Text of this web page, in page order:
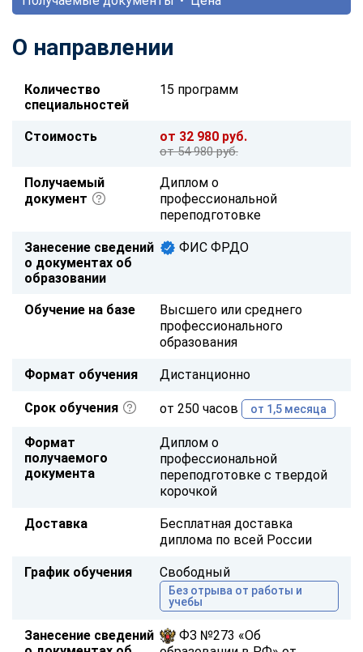
О направлении
Количество
специальностей
15 программ
Стоимость от 32 980 руб.
от 54 980 руб.
Получаемый
документ
Диплом о
профессиональной
переподготовке
Занесение сведений
о документах об
образовании
ФИС ФРДО
Обучение на базе
Высшего или среднего
профессионального
образования
Формат обучения Дистанционно
Срок обучения от 250 часов от 1,5 месяца
Формат
получаемого
документа
Диплом о
профессиональной
переподготовке с твердой
корочкой
Доставка
Бесплатная доставка
диплома по всей России
График обучения Свободный
Без отрыва от работы и
учебы
Занесение сведений
ФЗ №273 «Об